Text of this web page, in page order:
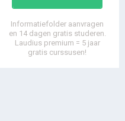
Informatiefolder aanvragen
en 14 dagen gratis studeren.
Laudius premium = 5 jaar
gratis curssusen!